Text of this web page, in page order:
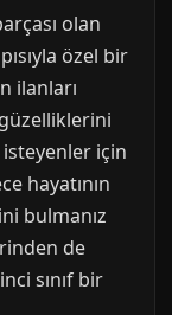
olan
özel bir
ilanları
için
hayatının
bulmanız
de
sınıf bir